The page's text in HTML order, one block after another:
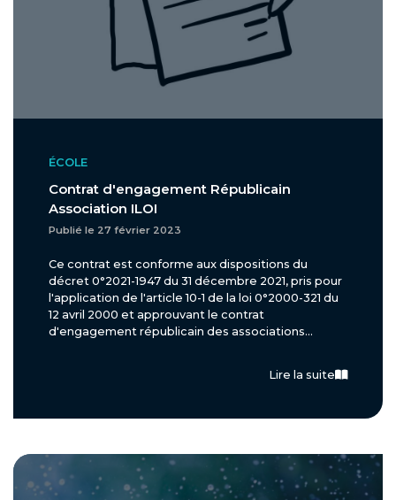
ÉCOLE
Contrat d'engagement Républicain
Association ILOI
Publié le 27 février 2023
Ce contrat est conforme aux dispositions du
décret 0°2021-1947 du 31 décembre 2021, pris pour
l'application de l'article 10-1 de la loi 0°2000-321 du
12 avril 2000 et approuvant le contrat
d'engagement républicain des associations...
Lire la suite